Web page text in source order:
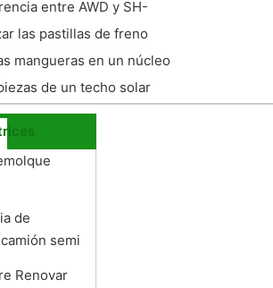
entre AWD y SH-
las pastillas de freno
Town & Country 2007
mangueras en un núcleo
un Grand Am 1996
de un techo solar
de
semi
Renovar